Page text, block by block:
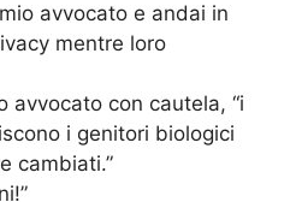
avvocato e andai in
mentre loro
avvocato con cautela, “i
i genitori biologici
cambiati.”